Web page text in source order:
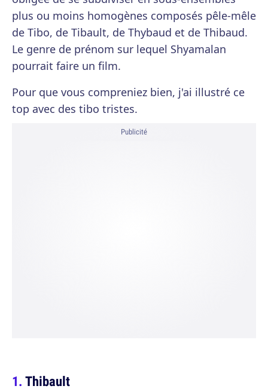
plus ou moins homogènes composés pêle-mêle
de Tibo, de Tibault, de Thybaud et de Thibaud.
Le genre de prénom sur lequel Shyamalan
pourrait faire un film.
Pour que vous compreniez bien, j'ai illustré ce
top avec des tibo tristes.
Publicité
Thibault